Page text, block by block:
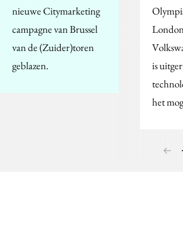
nieuwe Citymarketing
campagne van Brussel
van de (Zuider)toren
geblazen.
is
het